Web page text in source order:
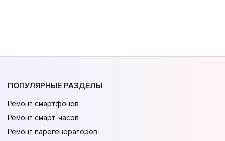
ПОПУЛЯРНЫЕ РАЗДЕЛЫ
Ремонт смартфонов
Ремонт смарт-часов
Ремонт парогенераторов